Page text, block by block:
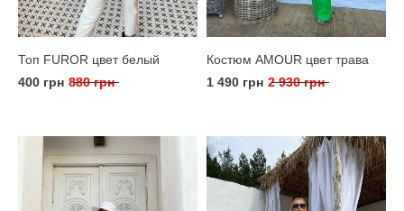
Топ FUROR цвет белый
400 грн 880 грн
Костюм AMOUR цвет трава
1 490 грн 2 930 грн